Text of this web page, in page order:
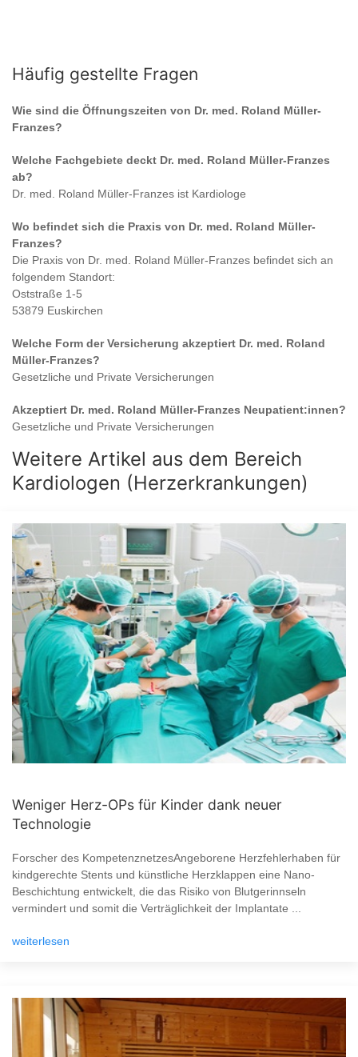
Häufig gestellte Fragen
Wie sind die Öffnungszeiten von Dr. med. Roland Müller-
Franzes?
Welche Fachgebiete deckt Dr. med. Roland Müller-Franzes
ab?
Dr. med. Roland Müller-Franzes ist Kardiologe
Wo befindet sich die Praxis von Dr. med. Roland Müller-
Franzes?
Die Praxis von Dr. med. Roland Müller-Franzes befindet sich an
folgendem Standort:
Oststraße 1-5
53879 Euskirchen
Welche Form der Versicherung akzeptiert Dr. med. Roland
Müller-Franzes?
Gesetzliche und Private Versicherungen
Akzeptiert Dr. med. Roland Müller-Franzes Neupatient:innen?
Gesetzliche und Private Versicherungen
Weitere Artikel aus dem Bereich
Kardiologen (Herzerkrankungen)
Weniger Herz-OPs für Kinder dank neuer
Technologie
Forscher des KompetenznetzesAngeborene Herzfehlerhaben für
kindgerechte Stents und künstliche Herzklappen eine Nano-
Beschichtung entwickelt, die das Risiko von Blutgerinnseln
vermindert und somit die Verträglichkeit der Implantate ...
weiterlesen